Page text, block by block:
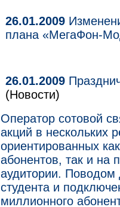
26.01.2009
плана «МегаФон-
26.01.2009
(Новости)
Оператор сотовой
акций в нескольких
ориентированных
абонентов, так и на
аудитории. Поводом
студента и
миллионного